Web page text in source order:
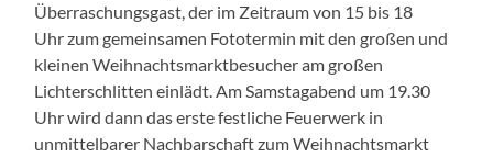
Überraschungsgast, der im Zeitraum von 15 bis 18
Uhr zum gemeinsamen Fototermin mit den großen und
kleinen Weihnachtsmarktbesucher am großen
Lichterschlitten einlädt. Am Samstagabend um 19.30
Uhr wird dann das erste festliche Feuerwerk in
unmittelbarer Nachbarschaft zum Weihnachtsmarkt